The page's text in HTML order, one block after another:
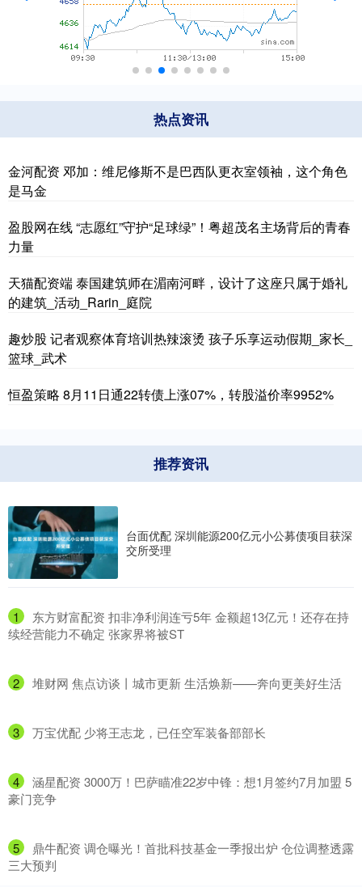
热点资讯
金河配资 邓加：维尼修斯不是巴西队更衣室领袖，这个角色
是马金
盈股网在线 “志愿红”守护“足球绿”！粤超茂名主场背后的青春
力量
天猫配资端 泰国建筑师在湄南河畔，设计了这座只属于婚礼
的建筑_活动_Rarin_庭院
趣炒股 记者观察体育培训热辣滚烫 孩子乐享运动假期_家长_
篮球_武术
恒盈策略 8月11日通22转债上涨07%，转股溢价率9952%
推荐资讯
台面优配 深圳能源200亿元小公募债项目获深
交所受理
1
​东方财富配资 扣非净利润连亏5年 金额超13亿元！还存在持
续经营能力不确定 张家界将被ST
2 ​堆财网 焦点访谈丨城市更新 生活焕新——奔向更美好生活
3 ​万宝优配 少将王志龙，已任空军装备部部长
4
​涵星配资 3000万！巴萨瞄准22岁中锋：想1月签约7月加盟 5
豪门竞争
5
​鼎牛配资 调仓曝光！首批科技基金一季报出炉 仓位调整透露
三大预判